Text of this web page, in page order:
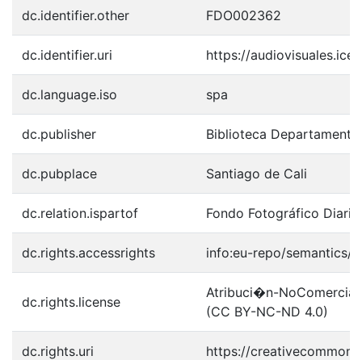
dc.identifier.other FDO002362
dc.identifier.uri https://
dc.language.iso spa
dc.publisher Biblioteca
dc.pubplace Santiago de Cali
dc.relation.ispartof Fondo Fotográfico
dc.rights.accessrights info:eu-repo/semantics/
dc.rights.license
Atribuci�n-
(CC BY-NC-ND 4.0)
dc.rights.uri https://